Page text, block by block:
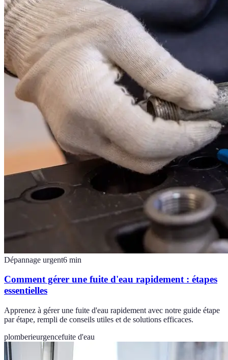
Dépannage urgent6 min
Comment gérer une fuite d'eau rapidement : étapes
essentielles
Apprenez à gérer une fuite d'eau rapidement avec notre guide étape
par étape, rempli de conseils utiles et de solutions efficaces.
plomberieurgencefuite d'eau